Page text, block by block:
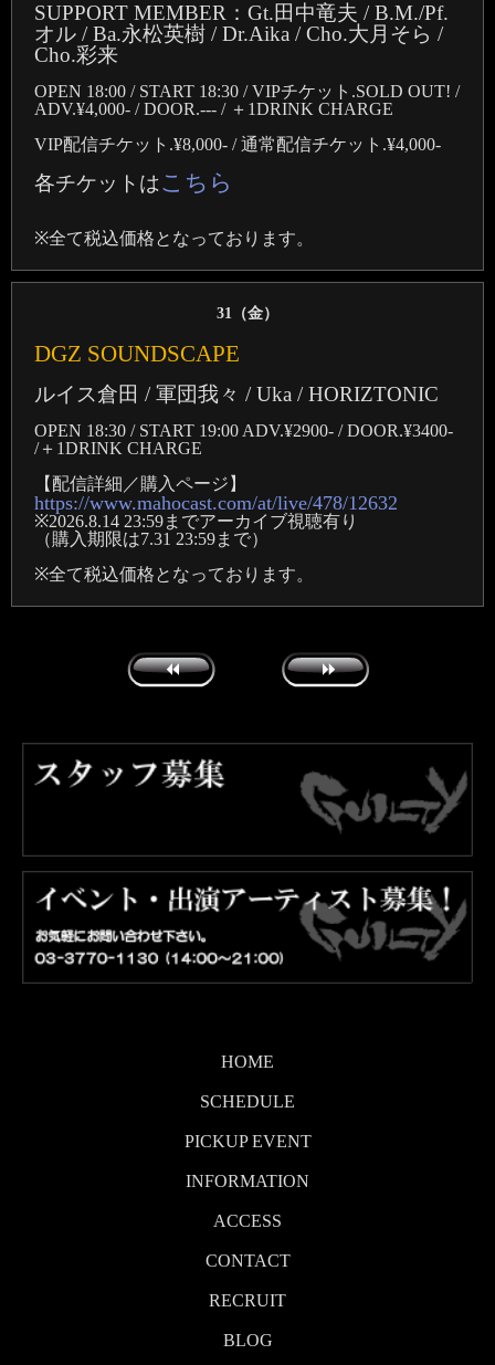
SUPPORT MEMBER：Gt.田中竜夫 / B.M./Pf.
オル / Ba.永松英樹 / Dr.Aika / Cho.大月そら /
Cho.彩来
OPEN 18:00 / START 18:30 / VIPチケット.SOLD OUT! /
ADV.¥4,000- / DOOR.--- / ＋1DRINK CHARGE
VIP配信チケット.¥8,000- / 通常配信チケット.¥4,000-
各チケットはこちら
※全て税込価格となっております。
31（金）
DGZ SOUNDSCAPE
ルイス倉田 / 軍団我々 / Uka / HORIZTONIC
OPEN 18:30 / START 19:00 ADV.¥2900- / DOOR.¥3400-
/＋1DRINK CHARGE
【配信詳細／購入ページ】
https://www.mahocast.com/at/live/478/12632
※2026.8.14 23:59までアーカイブ視聴有り
（購入期限は7.31 23:59まで）
※全て税込価格となっております。
HOME
SCHEDULE
PICKUP EVENT
INFORMATION
ACCESS
CONTACT
RECRUIT
BLOG